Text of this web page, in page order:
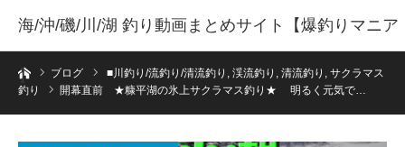
海/沖/磯/川/湖 釣り動画まとめサイト【爆釣りマニア
】ホームブログ ■川釣り/流釣り/清流釣り , 渓流釣り , 清流釣り , サクラマス
釣り
開幕直前 ★糠平湖の氷上サクラマス釣り★ 明るく元気で…